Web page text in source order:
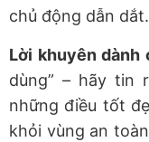
chủ động dẫn dắt.
Lời khuyên dành
dùng” – hãy tin
những điều tốt
khỏi vùng an